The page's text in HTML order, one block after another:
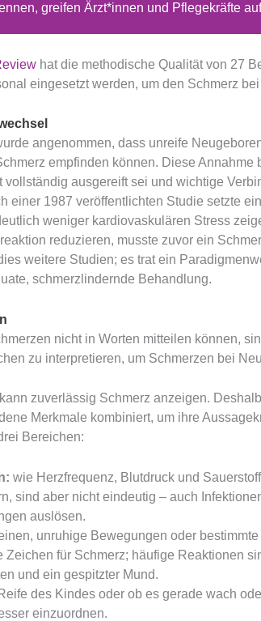
greifen Ärzt*innen und Pflegekräfte
hat die methodische Qualität von 27
eingesetzt werden, um den Schmerz
angenommen, dass unreife
empfinden können. Diese
vollständig ausgereift sei und wichtige
einer 1987 veröffentlichten Studie setzte
weniger kardiovaskulären Stress
reduzieren, musste zuvor ein
weitere Studien; es trat ein
schmerzlindernde Behandlung.
nicht in Worten mitteilen können,
zu interpretieren, um Schmerzen bei
zuverlässig Schmerz anzeigen.
Merkmale kombiniert, um ihre
Bereichen:
wie Herzfrequenz, Blutdruck und
sind aber nicht eindeutig – auch
auslösen.
unruhige Bewegungen oder
Zeichen für Schmerz; häufige Reaktionen
und ein gespitzter Mund.
des Kindes oder ob es gerade wach
einzuordnen.